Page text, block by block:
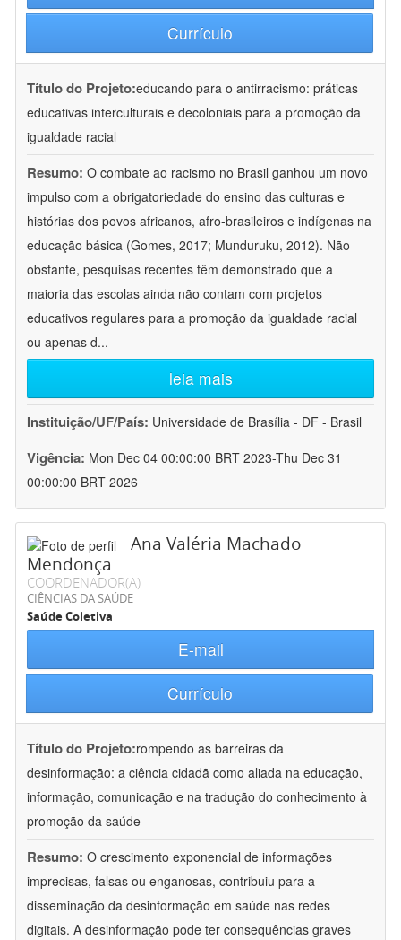
Currículo
Título do Projeto:educando para o antirracismo: práticas
educativas interculturais e decoloniais para a promoção da
igualdade racial
Resumo: O combate ao racismo no Brasil ganhou um novo
impulso com a obrigatoriedade do ensino das culturas e
histórias dos povos africanos, afro-brasileiros e indígenas na
educação básica (Gomes, 2017; Munduruku, 2012). Não
obstante, pesquisas recentes têm demonstrado que a
maioria das escolas ainda não contam com projetos
educativos regulares para a promoção da igualdade racial
ou apenas d...
leia mais
Instituição/UF/País: Universidade de Brasília - DF - Brasil
Vigência: Mon Dec 04 00:00:00 BRT 2023-Thu Dec 31
00:00:00 BRT 2026
Ana Valéria Machado
Mendonça
COORDENADOR(A)
CIÊNCIAS DA SAÚDE
Saúde Coletiva
E-mail
Currículo
Título do Projeto:rompendo as barreiras da
desinformação: a ciência cidadã como aliada na educação,
informação, comunicação e na tradução do conhecimento à
promoção da saúde
Resumo: O crescimento exponencial de informações
imprecisas, falsas ou enganosas, contribuiu para a
disseminação da desinformação em saúde nas redes
digitais. A desinformação pode ter consequências graves